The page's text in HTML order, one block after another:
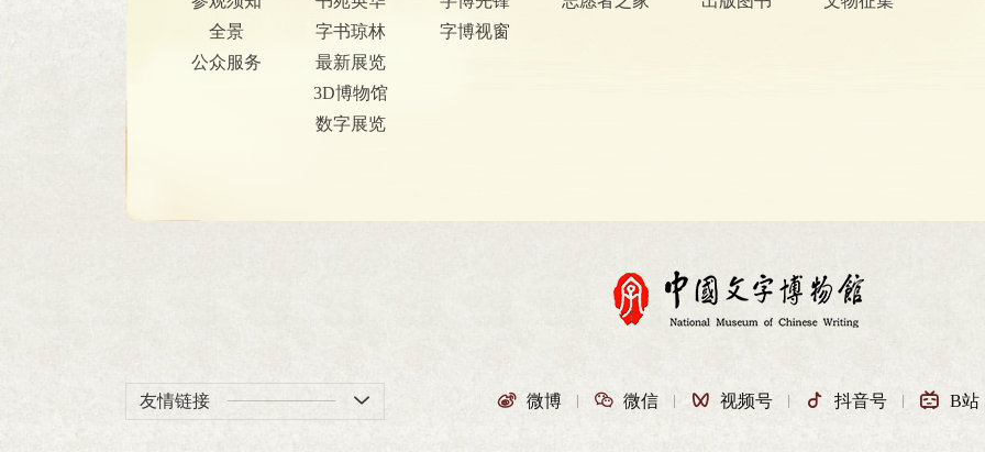
全景
公众服务
字书琼林
最新展览
3D博物馆
数字展览
字博视窗
友情链接   微博  微信  视频号  抖音号  B站